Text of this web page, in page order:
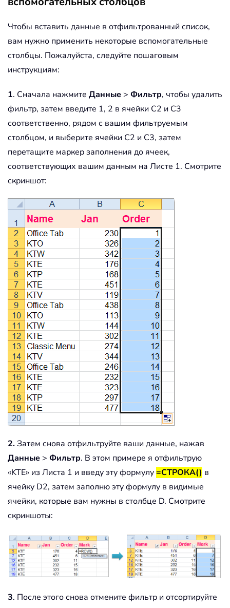
Чтобы вставить данные в отфильтрованный список,
вам нужно применить некоторые вспомогательные
столбцы. Пожалуйста, следуйте пошаговым
инструкциям:
1. Сначала нажмите Данные > Фильтр, чтобы удалить
фильтр, затем введите 1, 2 в ячейки C2 и C3
соответственно, рядом с вашим фильтруемым
столбцом, и выберите ячейки C2 и C3, затем
перетащите маркер заполнения до ячеек,
соответствующих вашим данным на Листе 1. Смотрите
скриншот:
2.Затем снова отфильтруйте ваши данные, нажав
Данные > Фильтр. В этом примере я отфильтрую
«KTE» из Листа 1 и введу эту формулу=СТРОКА() в
ячейку D2, затем заполню эту формулу в видимые
ячейки, которые вам нужны в столбце D. Смотрите
скриншоты:
3. После этого снова отмените фильтр и отсортируйте